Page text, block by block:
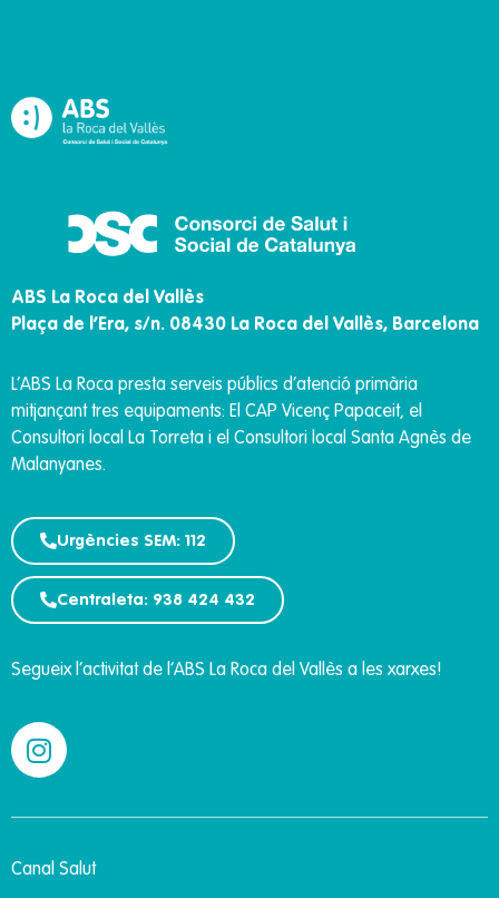
ABS La Roca del Vallès
Plaça de l’Era, s/n. 08430 La Roca del Vallès, Barcelona
L’ABS La Roca presta serveis públics d’atenció primària
mitjançant tres equipaments: El CAP Vicenç Papaceit, el
Consultori local La Torreta i el Consultori local Santa Agnès de
Malanyanes.
Urgències SEM: 112
Centraleta: 938 424 432
Segueix l’activitat de l’ABS La Roca del Vallès a les xarxes!
Canal Salut